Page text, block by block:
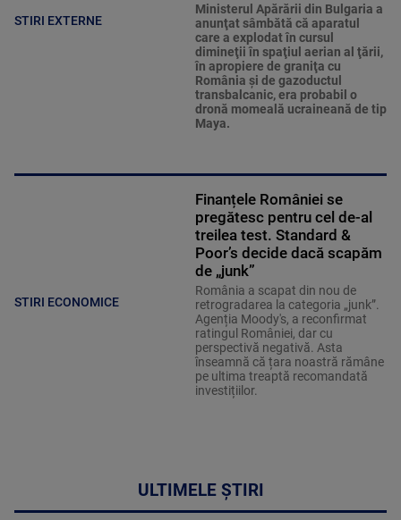
STIRI EXTERNE
Ministerul Apărării din Bulgaria a
anunţat sâmbătă că aparatul
care a explodat în cursul
dimineţii în spaţiul aerian al ţării,
în apropiere de graniţa cu
România şi de gazoductul
transbalcanic, era probabil o
dronă momeală ucraineană de tip
Maya.
STIRI ECONOMICE
Finanțele României se
pregătesc pentru cel de-al
treilea test. Standard &
Poor’s decide dacă scapăm
de „junk”
România a scapat din nou de
retrogradarea la categoria „junk”.
Agenția Moody's, a reconfirmat
ratingul României, dar cu
perspectivă negativă. Asta
înseamnă că țara noastră rămâne
pe ultima treaptă recomandată
investițiilor.
ULTIMELE ȘTIRI